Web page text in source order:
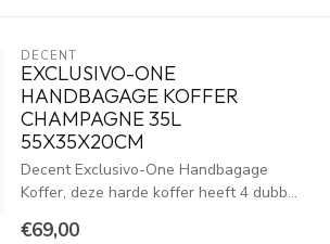
DECENT
EXCLUSIVO-ONE
HANDBAGAGE KOFFER
CHAMPAGNE 35L
55X35X20CM
Decent Exclusivo-One Handbagage
Koffer, deze harde koffer heeft 4 dubb...
€69,00